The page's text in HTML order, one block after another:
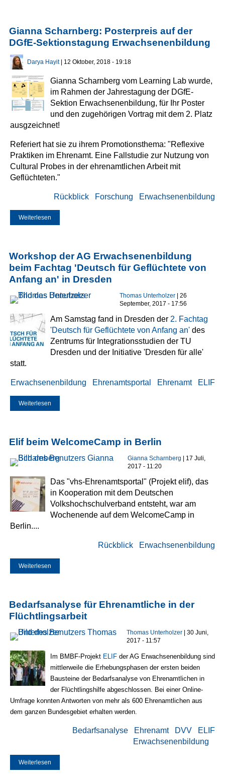
Gianna Scharnberg: Posterpreis auf der
DGfE-Sektionstagung Erwachsenenbildung
Darya Hayit| 12 Oktober, 2018 - 19:18
Gianna Scharnberg vom Learning Lab wurde,
im Rahmen der Jahrestagung der DGfE-
Sektion Erwachsenenbildung, für Ihr Poster
und den zugehörigen Vortrag mit dem 2. Platz
ausgzeichnet!
Referiert hat sie zu ihrem Promotionsthema: "Reflexive
Praktiken im Ehrenamt. Eine Fallstudie zur Nutzung von
Cultural Probes in der ehrenamtlichen Arbeit mit
Geflüchteten."
Erwachsenenbildung
Forschung
Rückblick
Weiterlesen
Sektionstagung Erwachsenenbildung
Workshop der AG Erwachsenenbildung
beim Fachtag 'Deutsch für Geflüchtete von
Anfang an' in Dresden
Thomas Unterholzer| 26
September, 2017 - 17:56
Am Samstag fand in Dresden der 2. Fachtag
'Deutsch für Geflüchtete von Anfang an' des
Zentrums für Integrationsstudien der TU
Dresden und der Initiative 'Dresden für alle'
statt.
ELIF
Ehrenamt
Ehrenamtsportal
Erwachsenenbildung
Weiterlesen
'Deutsch für Geflüchtete von Anfang an' in Dresden
Elif beim WelcomeCamp in Berlin
Gianna Scharnberg | 17 Juli,
2017 - 11:20
Das "vhs-Ehrenamtsportal" (Projekt elif), das
in Kooperation mit dem Deutschen
Volkshochschulverband entsteht, war am
Wochenende auf dem WelcomeCamp in
Berlin....
Erwachsenenbildung
Rückblick
Weiterlesen
Bedarfsanalyse für Ehrenamtliche in der
Flüchtlingsarbeit
Thomas Unterholzer | 30 Juni,
2017 - 11:57
Im BMBF-Projekt ELIF der AG Erwachsenenbildung sind
mittlerweile die Erhebungsphasen der ersten beiden
Bausteine der Bedarfsanalyse von Ehrenamtlichen in
der Flüchtlingshilfe abgeschlossen.
Bei einer Online-
Umfrage konnten Antworten von mehr als 600 Ehrenamtlichen aus
dem ganzen Bundesgebiet erhalten werden.
ELIF
DVV
Ehrenamt
Bedarfsanalyse
Erwachsenenbildung
Weiterlesen
Flüchtlingsarbeit